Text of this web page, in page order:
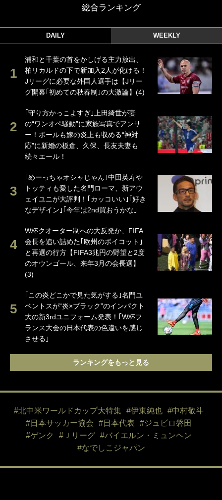
総合ランキング
DAILY WEEKLY
浦和と千葉の首をかしげる主力放出、
柏リカルドの下で新加入2人が化ける！
Jリーグに必要な外国人選手は【Jリー
グ開幕｢初めての秋春制｣の大激論】(4)
｢守り方かっこよすぎ｣上田綺世が妻
の“ワンオペ騒動”に家族写真でアンサ
ー！ボールも嫁の炎上も収める“神対
応”に新婚の板倉、久保、長友夫妻も
続々エール！
｢めーっちゃオシャじゃん｣中田英寿や
トッティも愛した名門ローマ、新アウ
ェイユニが大評判！｢カッコいい｣｢好き
なデザイン｣｢今年は2nd買おうかな｣
W杯クオーター制への大反発か、FIFA
会長を追い詰めた｢欧州のボイコット｣
と再選の行方【FIFA3兆円の野望と2度
のオウンゴール、来年3月の会長選】
(3)
｢この炎どこかで見た気がする｣名門ユ
ベントスが“炎×ブラック”のインパクト
大の新3rdユニフォーム発表！｢W杯フ
ランス大会の日本代表の色違いを感じ
させる｣
ランキングをもっと見る
#北中米ワールドカップ大特集 #伊東純也
#中村敬斗
#日本サッカー協会
#日本代表
#ジュビロ磐田
#ゲンク
#Ｊリーグ
#バイエルン・ミュンヘン
#なでしこジャパン